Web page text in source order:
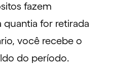
fazem
quantia for retirada
você recebe o
do período.